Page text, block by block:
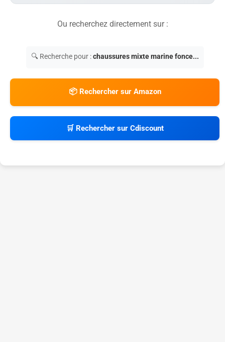
Ou recherchez directement sur :
🔍 Recherche pour :chaussures mixte marine fonce...
📦 Rechercher sur Amazon
🛒 Rechercher sur Cdiscount